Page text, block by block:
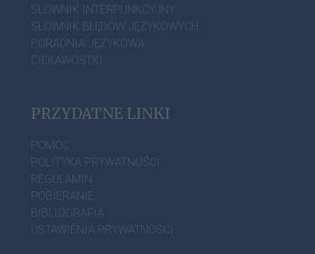
SŁOWNIK INTERPUNKCYJNY
SŁOWNIK BŁĘDÓW JĘZYKOWYCH
PORADNIA JĘZYKOWA
CIEKAWOSTKI
PRZYDATNE LINKI
POMOC
POLITYKA PRYWATNOŚCI
REGULAMIN
POBIERANIE
BIBLIOGRAFIA
USTAWIENIA PRYWATNOŚCI